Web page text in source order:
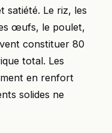
satiété. Le riz, les
œufs, le poulet,
constituer 80
total. Les
en renfort
solides ne